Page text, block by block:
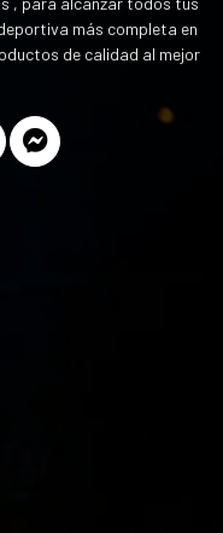
más completa en
de calidad al mejor